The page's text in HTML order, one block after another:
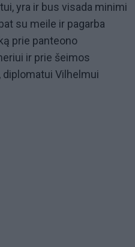
yra ir bus visada minimi
su meile ir pagarba
prie panteono
ir prie šeimos
Vilhelmui